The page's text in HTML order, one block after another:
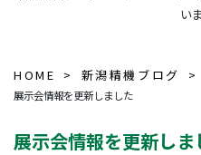
い
HOME 新潟精機ブログ
展示会情報を更新しました
展示会情報を更新しま